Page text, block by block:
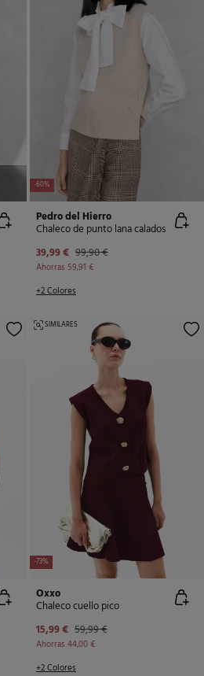
-60%
Pedro del Hierro
Chaleco de punto lana calados
39,99 € 99,90 €
Ahorras 59,91 €
+2 Colores
-73%
SIMILARES
Oxxo
Chaleco cuello pico
15,99 € 59,99 €
Ahorras 44,00 €
+2 Colores